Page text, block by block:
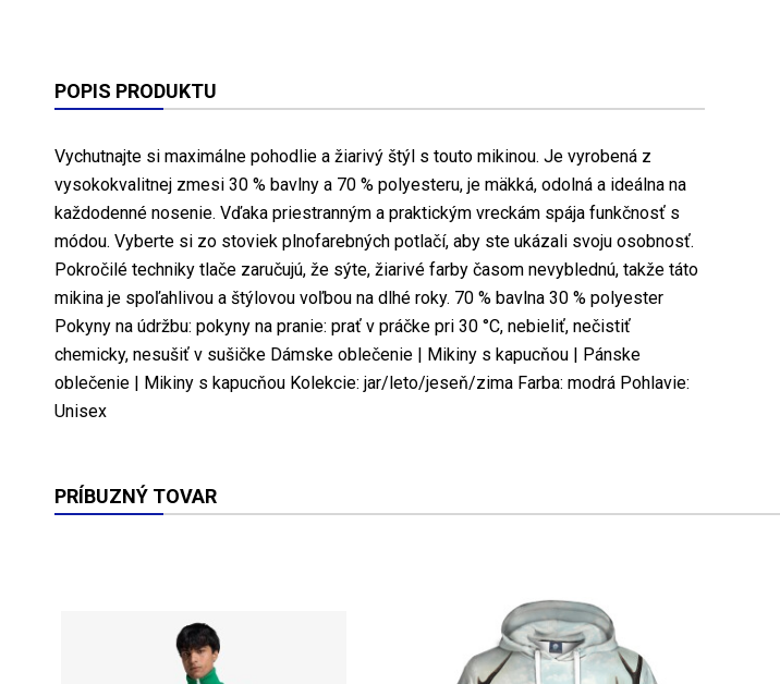
POPIS PRODUKTU
Vychutnajte si maximálne pohodlie a žiarivý štýl s touto mikinou. Je vyrobená z
vysokokvalitnej zmesi 30 % bavlny a 70 % polyesteru, je mäkká, odolná a ideálna na
každodenné nosenie. Vďaka priestranným a praktickým vreckám spája funkčnosť s
módou. Vyberte si zo stoviek plnofarebných potlačí, aby ste ukázali svoju osobnosť.
Pokročilé techniky tlače zaručujú, že sýte, žiarivé farby časom nevyblednú, takže táto
mikina je spoľahlivou a štýlovou voľbou na dlhé roky. 70 % bavlna 30 % polyester
Pokyny na údržbu: pokyny na pranie: prať v práčke pri 30 °C, nebieliť, nečistiť
chemicky, nesušiť v sušičke Dámske oblečenie | Mikiny s kapucňou | Pánske
oblečenie | Mikiny s kapucňou Kolekcie: jar/leto/jeseň/zima Farba: modrá Pohlavie:
Unisex
PRÍBUZNÝ TOVAR